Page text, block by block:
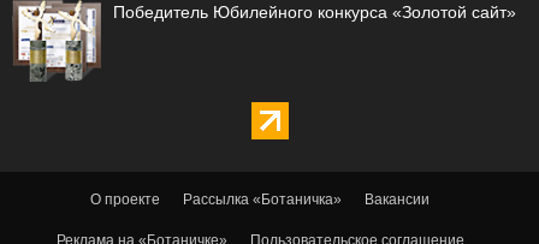
Победитель Юбилейного конкурса «Золотой сайт»
О проекте Рассылка «Ботаничка» Вакансии
Реклама на «Ботаничке» Пользовательское соглашение